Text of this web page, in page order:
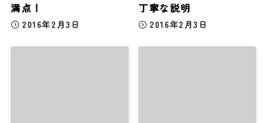
満点！
2016年2月3日
丁寧な説明
2016年2月3日